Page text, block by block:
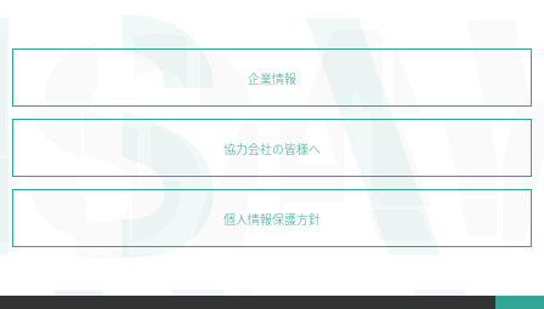
企業情報
協力会社の皆様へ
個人情報保護方針